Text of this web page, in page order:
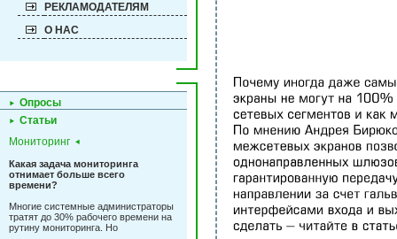
РЕКЛАМОДАТЕЛЯМ
О НАС
Опросы
Статьи
Мониторинг
Какая задача мониторинга
отнимает больше всего
времени?
Многие системные администраторы
тратят до 30% рабочего времени на
рутину мониторинга. Но